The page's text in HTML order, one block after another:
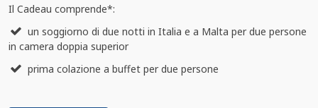
Il Cadeau comprende*:
un soggiorno di due notti in Italia e a Malta per due persone
in camera doppia superior
prima colazione a buffet per due persone